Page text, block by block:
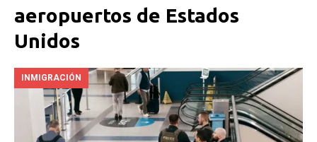
aeropuertos de Estados
Unidos
INMIGRACIÓN